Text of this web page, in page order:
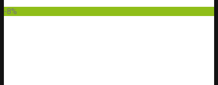
-8%